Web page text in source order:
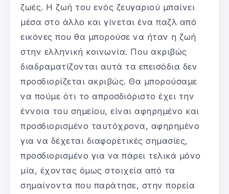
ζωές. Η ζωή του ενός ζευγαριού μπαίνει
μέσα στο άλλο και γίνεται ένα παζλ από
εικόνες που θα μπορούσε να ήταν η ζωή
στην ελληνική κοινωνία. Που ακριβώς
διαδραματίζονται αυτά τα επεισόδια δεν
προσδιορίζεται ακριβώς. Θα μπορούσαμε
να πούμε ότι το απροσδιόριστο έχει την
έννοια του σημείου, είναι αφηρημένο και
προσδιορισμένο ταυτόχρονα, αφηρημένο
για να δέχεται διαφορετικές σημασίες,
προσδιορισμένο για να πάρει τελικά μόνο
μία, έχοντας όμως στοιχεία από τα
σημαίνοντα που παράτησε, στην πορεία